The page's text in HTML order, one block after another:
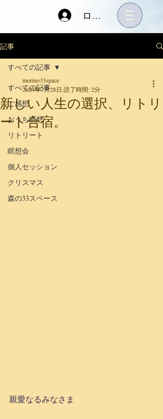
ログイン
記事
すべての記事
ご感想
おうち瞑想
リトリート
瞑想会
個人セッション
クリスマス
森の33スペース
すべての記事
新しい人生の選択、リトリ
ート合宿。
morino33space
2024年7月28日 読了時間: 2分
親愛なるみなさま